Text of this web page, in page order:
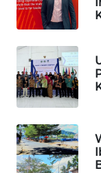
MAWAKA
ID
MARTABAT
NET
PLN
WATCH